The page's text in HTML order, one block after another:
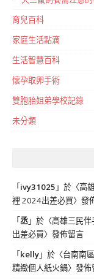
育兒百科
家庭生活點滴
生活智慧百科
懷孕取卵手術
雙胞胎姐弟學校記錄
未分類
「 ivy31025 」於〈高
裡 2024出差必買〉發
「丞」於〈高雄三民
出差必買〉發佈留言
「 kelly」於〈台南南
精緻個人紙火鍋〉發佈